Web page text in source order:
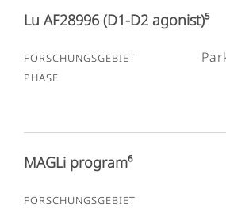
Lu AF28996 (D1-D2 agonist)⁵
MAGLi program⁶